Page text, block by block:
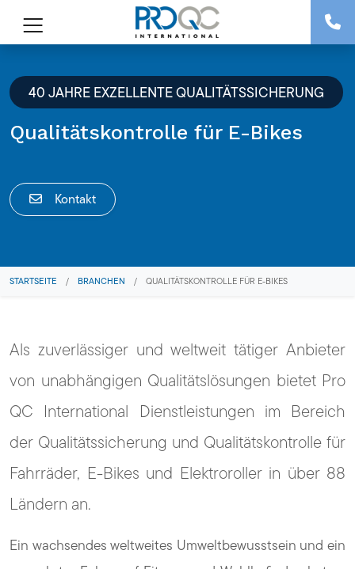
40 JAHRE EXZELLENTE QUALITÄTSSICHERUNG
Qualitätskontrolle für E-Bikes
Kontakt
STARTSEITE / BRANCHEN / QUALITÄTSKONTROLLE FÜR E-BIKES
Als zuverlässiger und weltweit tätiger Anbieter
von unabhängigen Qualitätslösungen bietet Pro
QC International Dienstleistungen im Bereich
der Qualitätssicherung und Qualitätskontrolle für
Fahrräder, E-Bikes und Elektroroller in über 88
Ländern an.
Ein wachsendes weltweites Umweltbewusstsein und ein